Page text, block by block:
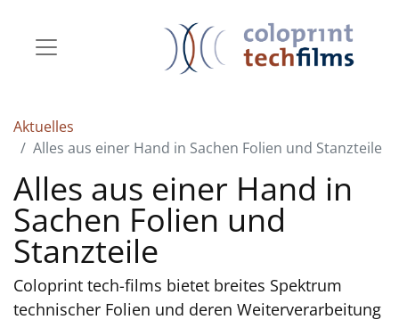
Aktuelles
Alles aus einer Hand in Sachen Folien und Stanzteile
Alles aus einer Hand in
Sachen Folien und
Stanzteile
Coloprint tech-films bietet breites Spektrum
technischer Folien und deren Weiterverarbeitung